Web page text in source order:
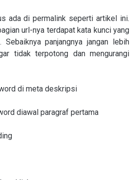
ada di permalink seperti artikel ini.
url-nya terdapat kata kunci yang
Sebaiknya panjangnya jangan lebih
tidak terpotong dan mengurangi
di meta deskripsi
diawal paragraf pertama